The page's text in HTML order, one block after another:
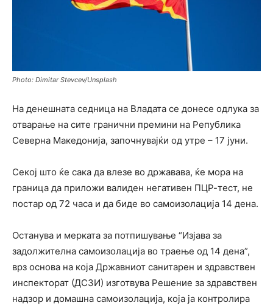
Photo: Dimitar Stevcev/Unsplash
На денешната седница на Владата се донесе одлука за
отварање на сите гранични премини на Република
Северна Македонија, започнувајќи од утре – 17 јуни.
Секој што ќе сака да влезе во државава, ќе мора на
граница да приложи валиден негативен ПЦР-тест, не
постар од 72 часа и да биде во самоизолација 14 дена.
Останува и мерката за потпишување “Изјава за
задолжителна самоизолација во траење од 14 дена”,
врз основа на која Државниот санитарен и здравствен
инспекторат (ДСЗИ) изготвува Решение за здравствен
надзор и домашна самоизолација, која ја контролира